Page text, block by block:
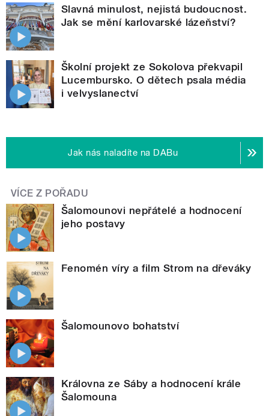
Slavná minulost, nejistá budoucnost.
Jak se mění karlovarské lázeňství?
Školní projekt ze Sokolova překvapil
Lucembursko. O dětech psala média
i velvyslanectví
Jak nás naladíte na DABu
VÍCE Z POŘADU
Šalomounovi nepřátelé a hodnocení
jeho postavy
Fenomén víry a film Strom na dřeváky
Šalomounovo bohatství
Královna ze Sáby a hodnocení krále
Šalomouna